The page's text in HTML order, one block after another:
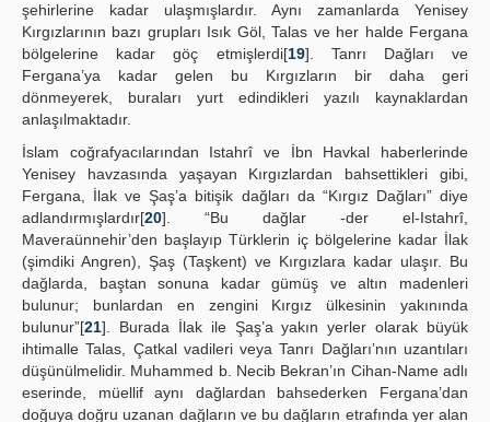
şehirlerine kadar ulaşmışlardır. Aynı zamanlarda Yenisey
Kırgızlarının bazı grupları Isık Göl, Talas ve her halde Fergana
bölgelerine kadar göç etmişlerdi[19]. Tanrı Dağları ve
Fergana’ya kadar gelen bu Kırgızların bir daha geri
dönmeyerek, buraları yurt edindikleri yazılı kaynaklardan
anlaşılmaktadır.
İslam coğrafyacılarından Istahrî ve İbn Havkal haberlerinde
Yenisey havzasında yaşayan Kırgızlardan bahsettikleri gibi,
Fergana, İlak ve Şaş’a bitişik dağları da “Kırgız Dağları” diye
adlandırmışlardır[20]. “Bu dağlar -der el-Istahrî,
Maveraünnehir’den başlayıp Türklerin iç bölgelerine kadar İlak
(şimdiki Angren), Şaş (Taşkent) ve Kırgızlara kadar ulaşır. Bu
dağlarda, baştan sonuna kadar gümüş ve altın madenleri
bulunur; bunlardan en zengini Kırgız ülkesinin yakınında
bulunur”[21]. Burada İlak ile Şaş’a yakın yerler olarak büyük
ihtimalle Talas, Çatkal vadileri veya Tanrı Dağları’nın uzantıları
düşünülmelidir. Muhammed b. Necib Bekran’ın Cihan-Name adlı
eserinde, müellif aynı dağlardan bahsederken Fergana’dan
doğuya doğru uzanan dağların ve bu dağların etrafında yer alan